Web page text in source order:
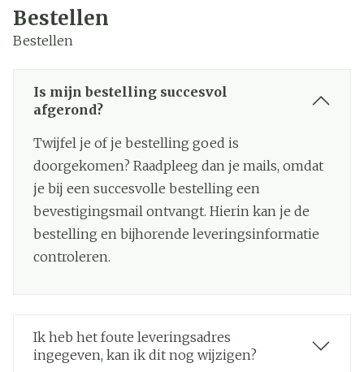
Bestellen
Bestellen
Is mijn bestelling succesvol
afgerond?
Twijfel je of je bestelling goed is
doorgekomen? Raadpleeg dan je mails, omdat
je bij een succesvolle bestelling een
bevestigingsmail ontvangt. Hierin kan je de
bestelling en bijhorende leveringsinformatie
controleren.
Ik heb het foute leveringsadres
ingegeven, kan ik dit nog wijzigen?